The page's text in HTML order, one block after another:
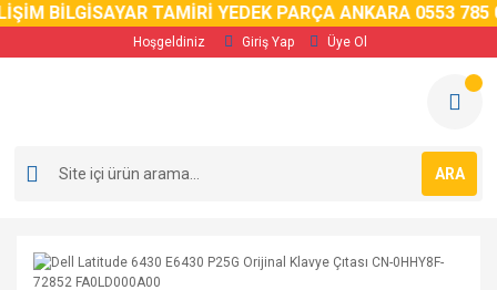
BİLGİSAYAR TAMİRİ YEDEK PARÇA ANKARA 0553 785 02
Hoşgeldiniz Giriş Yap Üye Ol
ARA